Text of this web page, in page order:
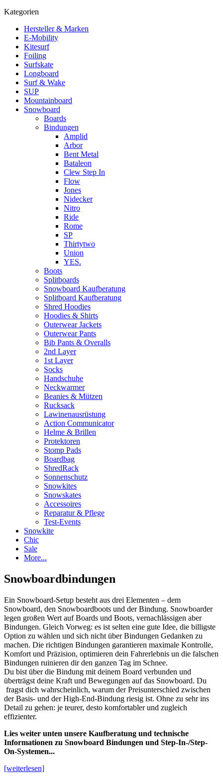
Kategorien
Hersteller & Marken
E-Mobility
Kitesurf
Foiling
Surfskate
Longboard
Surf & Wake
SUP
Mountainboard
Snowboard
Boards
Bindungen
Amplid
Arbor
Bent Metal
Bataleon
Clew Step In
Flow
Jones
Nidecker
Nitro
Ride
Rome
SP
Thirtytwo
Union
YES.
Boots
Splitboards
Snowboard Kaufberatung
Splitboard Kaufberatung
Shred Hoodies
Hoodies & Shirts
Outerwear Jackets
Outerwear Pants
Bib Pants & Overalls
2nd Layer
1st Layer
Socks
Handschuhe
Neckwarmer
Beanies & Mützen
Rucksack
Lawinenausrüstung
Action Communicator
Helme & Brillen
Protektoren
Stomp Pads
Boardbag
ShredRack
Sonnenschutz
Snowkites
Snowskates
Accessoires
Reparatur & Pflege
Test-Events
Snowkite
Chic
Sale
More...
Snowboardbindungen
Ein Snowboard-Setup besteht aus drei Elementen – dem
Snowboard, den Snowboardboots und der Bindung. Snowboarder
legen großen Wert auf Boards und Boots, vernachlässigen aber
Bindungen. Gleich Vorweg: es ist selten eine gute Idee, die billigste
Option zu wählen und sich nicht über Bindungen Gedanken zu
machen. Die richtigen Bindungen garantieren maximale Kontrolle,
Komfort und Präzision, optimieren dein Fahrerlebnis un die falschen
Bindungen ruinieren dir den ganzen Tag im Schnee.
Du bist über die Bindung mit deinem Board verbunden und
überträgst deine Kraft und Bewegungen auf das Snowboard. Du
fragst dich wahrscheinlich, warum der Preisunterschied zwischen
der Basis- und der High-End-Bindung riesig ist. Ohne zu sehr ins
Detail zu gehen: je teurer, desto komfortabler und zugleich
effizienter.
Lies weiter unten unsere Kaufberatung und technische
Informationen zu Snowboard Bindungen und Step-In-/Step-
On-Systemen...
[weiterlesen]